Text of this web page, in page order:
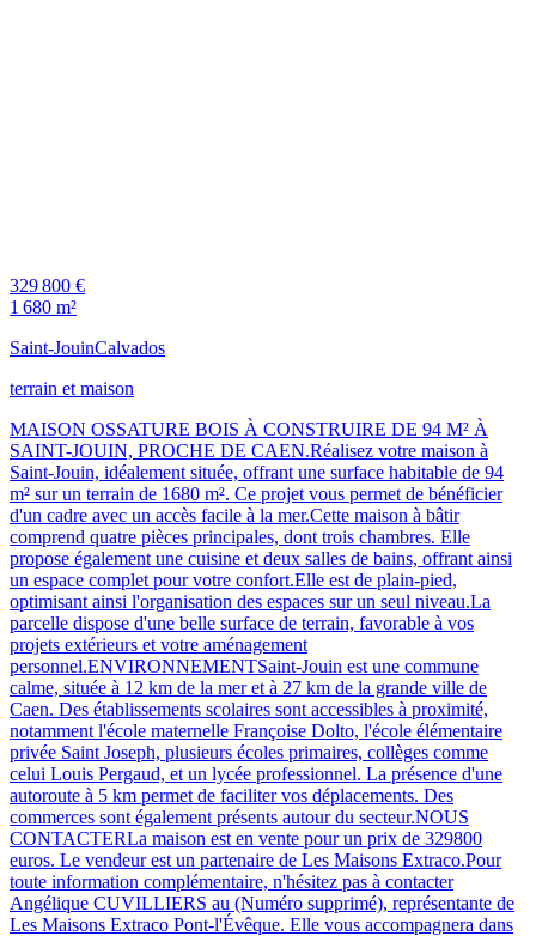
329 800 €
1 680 m²
Saint-JouinCalvados
terrain et maison
MAISON OSSATURE BOIS À CONSTRUIRE DE 94 M² À
SAINT-JOUIN, PROCHE DE CAEN.Réalisez votre maison à
Saint-Jouin, idéalement située, offrant une surface habitable de 94
m² sur un terrain de 1680 m². Ce projet vous permet de bénéficier
d'un cadre avec un accès facile à la mer.Cette maison à bâtir
comprend quatre pièces principales, dont trois chambres. Elle
propose également une cuisine et deux salles de bains, offrant ainsi
un espace complet pour votre confort.Elle est de plain-pied,
optimisant ainsi l'organisation des espaces sur un seul niveau.La
parcelle dispose d'une belle surface de terrain, favorable à vos
projets extérieurs et votre aménagement
personnel.ENVIRONNEMENTSaint-Jouin est une commune
calme, située à 12 km de la mer et à 27 km de la grande ville de
Caen. Des établissements scolaires sont accessibles à proximité,
notamment l'école maternelle Françoise Dolto, l'école élémentaire
privée Saint Joseph, plusieurs écoles primaires, collèges comme
celui Louis Pergaud, et un lycée professionnel. La présence d'une
autoroute à 5 km permet de faciliter vos déplacements. Des
commerces sont également présents autour du secteur.NOUS
CONTACTERLa maison est en vente pour un prix de 329800
euros. Le vendeur est un partenaire de Les Maisons Extraco.Pour
toute information complémentaire, n'hésitez pas à contacter
Angélique CUVILLIERS au (Numéro supprimé), représentante de
Les Maisons Extraco Pont-l'Évêque. Elle vous accompagnera dans